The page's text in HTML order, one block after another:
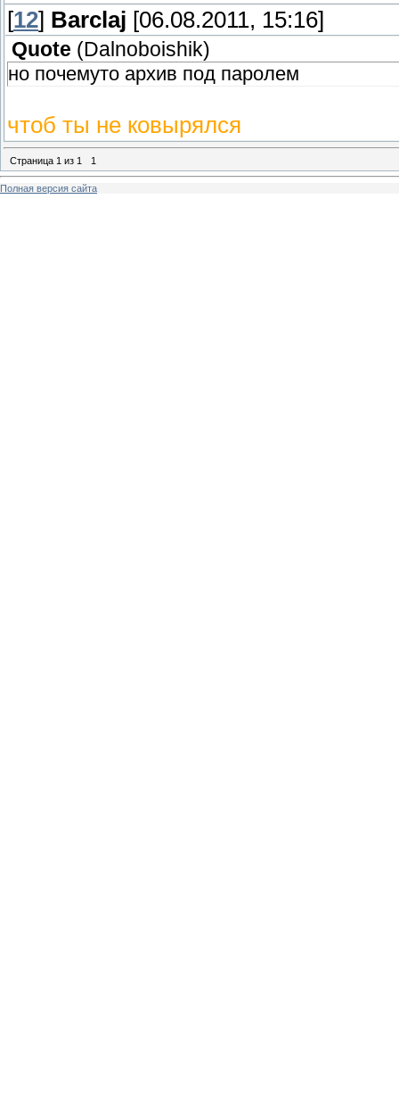
[12] Barclaj [06.08.2011, 15:16]
Quote ( Dalnoboishik)
но почемуто архив под паролем
чтоб ты не ковырялся
Страница 1 из 1 1
Полная версия сайта